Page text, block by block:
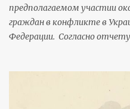
предполагаемом участии
граждан в конфликте в
Федерации. Согласно
сознательно допускало,